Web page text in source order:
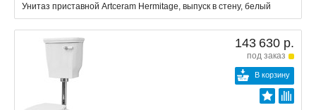
Унитаз приставной Artceram Hermitage, выпуск в стену, белый
143 630 р.
под заказ
В корзину